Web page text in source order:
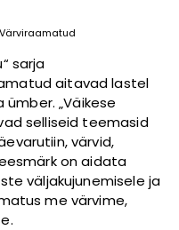
Värviraamatud
sarja
aitavad lastel
„Väikese
selliseid teemasid
värvid,
on aidata
väljakujunemisele ja
me värvime,